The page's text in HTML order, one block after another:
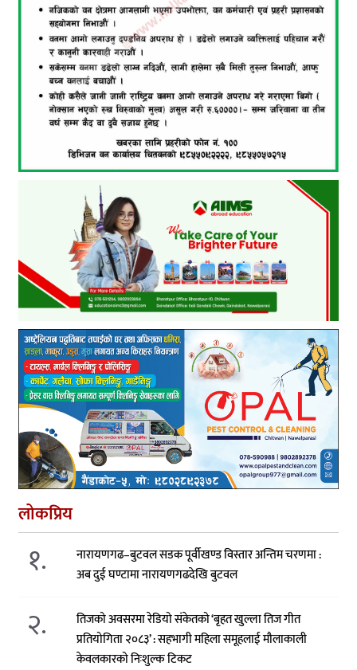
लोकप्रिय
१.
नारायणगढ–बुटवल सडक पूर्वीखण्ड विस्तार अन्तिम चरणमा :
अब दुई घण्टामा नारायणगढदेखि बुटवल
२.
तिजको अवसरमा रेडियो संकेतको ‘बृहत खुल्ला तिज गीत
प्रतियोगिता २०८३’ : सहभागी महिला समूहलाई मौलाकाली
केवलकारको निःशुल्क टिकट